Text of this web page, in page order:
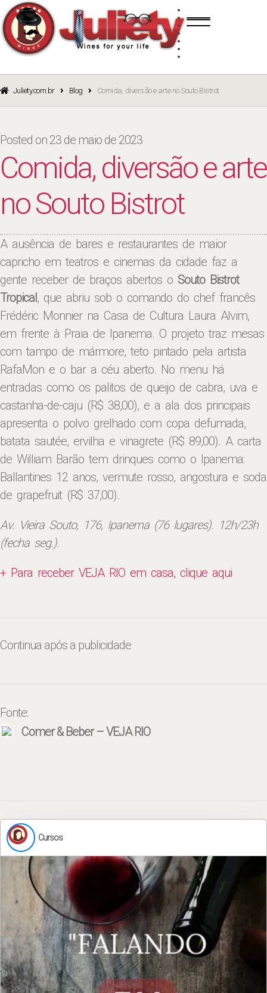
navigation
content
BRANCO
ROSÉ
Juliety.com.br Blog Comida, diversão e arte no Souto Bistrot
Posted on 23 de maio de 2023
Comida, diversão e arte
no Souto Bistrot
A ausência de bares e restaurantes de maior
capricho em teatros e cinemas da cidade faz a
gente receber de braços abertos o Souto Bistrot
Tropical , que abriu sob o comando do chef francês
Frédéric Monnier na Casa de Cultura Laura Alvim,
em frente à Praia de Ipanema. O projeto traz mesas
com tampo de mármore, teto pintado pela artista
RafaMon e o bar a céu aberto. No menu há
entradas como os palitos de queijo de cabra, uva e
castanha-de-caju (R$ 38,00), e a ala dos principais
apresenta o polvo grelhado com copa defumada,
batata sautée, ervilha e vinagrete (R$ 89,00). A carta
de William Barão tem drinques como o Ipanema:
Ballantines 12 anos, vermute rosso, angostura e soda
de grapefruit (R$ 37,00).
Av. Vieira Souto, 176, Ipanema (76 lugares). 12h/23h
(fecha seg.).
+ Para receber VEJA RIO em casa, clique aqui
Continua após a publicidade
Fonte:
Comer & Beber – VEJA RIO
Cursos